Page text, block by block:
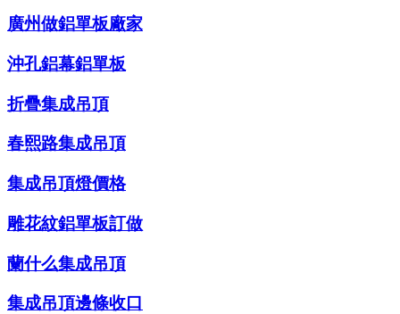
廣州做鋁單板廠家
沖孔鋁幕鋁單板
折疊集成吊頂
春熙路集成吊頂
集成吊頂燈價格
雕花紋鋁單板訂做
蘭什么集成吊頂
集成吊頂邊條收口